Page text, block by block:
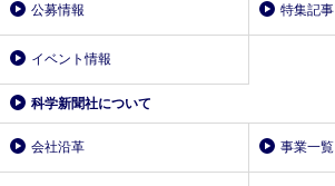
公募情報 特集記事
イベント情報
科学新聞社について
会社沿革 事業一覧